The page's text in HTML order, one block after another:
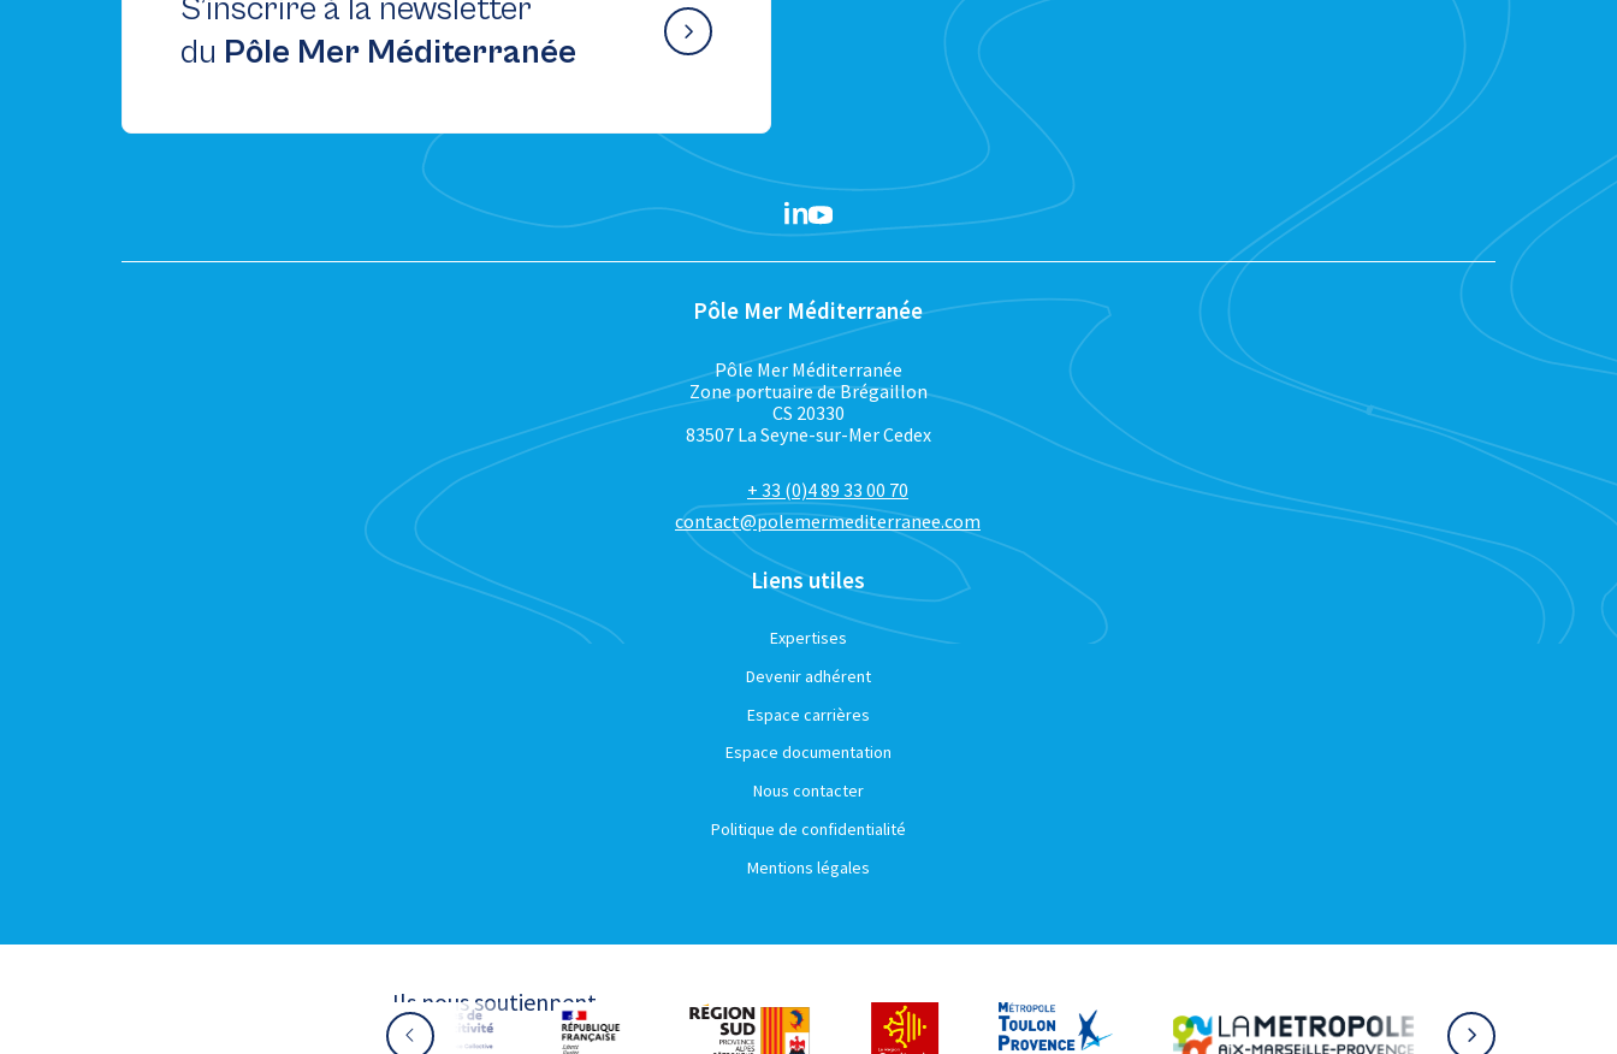
S’inscrire à la newsletter
du Pôle Mer Méditerranée
Pôle Mer Méditerranée
Pôle Mer Méditerranée
Zone portuaire de Brégaillon
CS 20330
83507 La Seyne-sur-Mer Cedex
+ 33 (0)4 89 33 00 70
contact@polemermediterranee.com
Liens utiles
Expertises
Devenir adhérent
Espace carrières
Espace documentation
Nous contacter
Politique de confidentialité
Mentions légales
Ils nous soutiennent